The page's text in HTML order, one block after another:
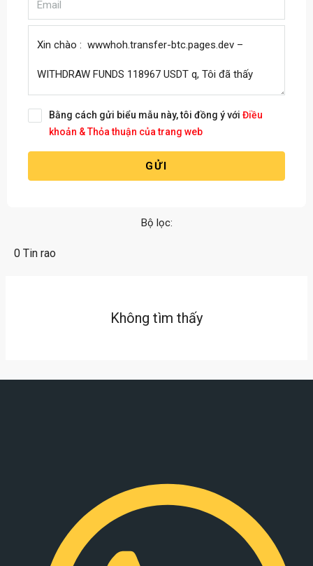
Bằng cách gửi biểu mẫu này, tôi đồng ý với Điều
khoản & Thỏa thuận của trang web
GỬI
0 Tin rao
Bộ lọc:
Không tìm thấy